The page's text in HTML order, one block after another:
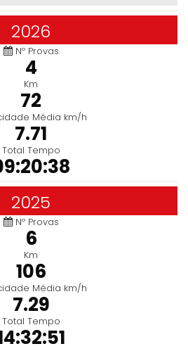
2026
Nº Provas
4
Km
72
Média km/h
7.71
Total Tempo
2025
Nº Provas
6
Km
106
Média km/h
7.29
Total Tempo